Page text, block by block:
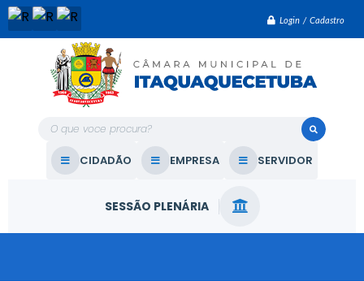
Login / Cadastro
O que voce procura?
CIDADÃO EMPRESA SERVIDOR
SESSÃO PLENÁRIA